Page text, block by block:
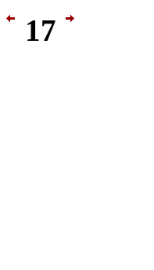
17